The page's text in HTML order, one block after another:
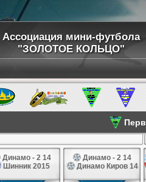
Ассоциация мини-футбола
"ЗОЛОТОЕ КОЛЬЦО"
Динамо - 2 14
Шинник 2015
Динамо - 2 14
Динамо Киров 14